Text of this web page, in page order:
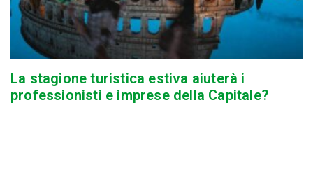
La stagione turistica estiva aiuterà i
professionisti e imprese della Capitale?